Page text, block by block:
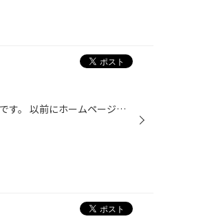
本日はデータシステムの”コーナーガイドセンサー”の取付です。 以前にホームページにてご紹介致しました商品ですが、今回はご好評頂きましたお客様のお車に取付となりました！ ↑↓ 位置決め箇所に穴開け＆センサーを埋め込んでいきます。 ↑↑今回は前方２カ所、後方４ヶ所のセンサーで接近物を感知し...